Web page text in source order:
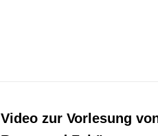
Video zur Vorlesung